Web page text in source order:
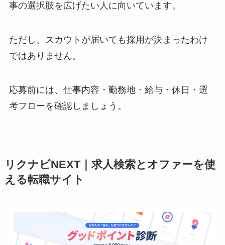
事の選択肢を広げたい人に向いています。
ただし、スカウトが届いても採用が決まったわけ
ではありません。
応募前には、仕事内容・勤務地・給与・休日・選
考フローを確認しましょう。
リクナビNEXT｜求人検索とオファーを使
える転職サイト